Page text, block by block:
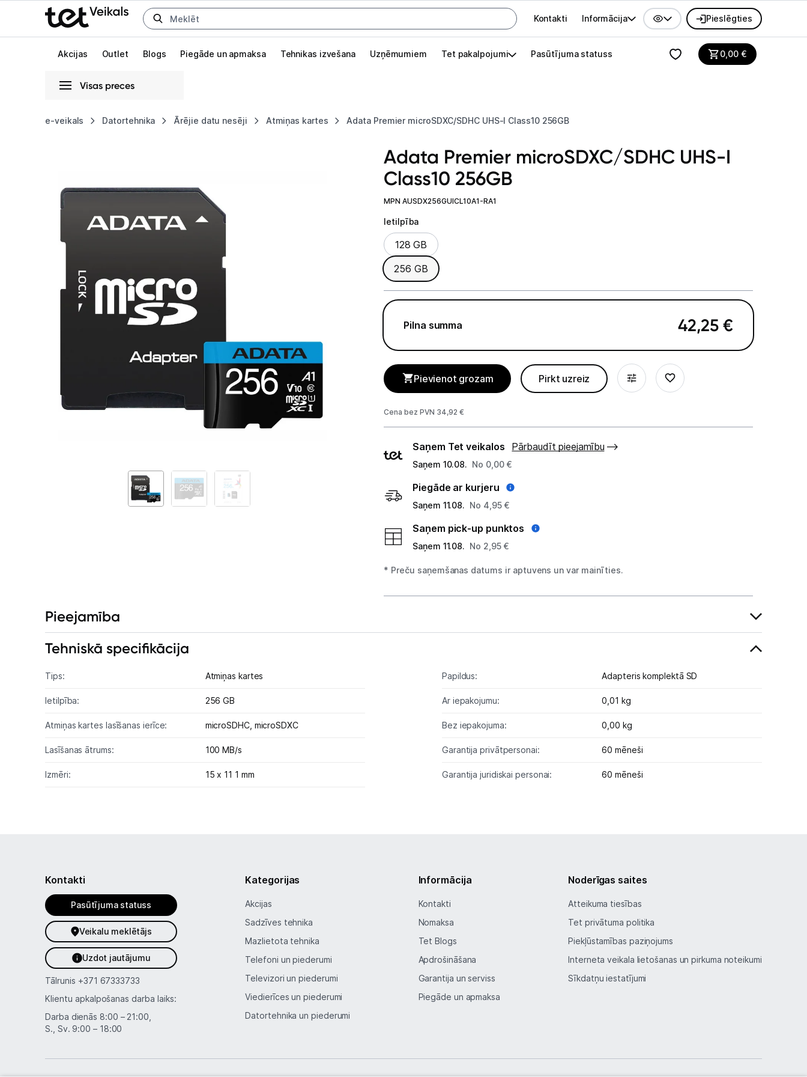
Uz kategorijam Uz galveno saturu
Galvenes izvēlne
Kontakti Informācija Pieslēgties
Akcijas Outlet Blogs Piegāde un apmaksa Tehnikas izvešana Uzņēmumiem Tet pakalpojumi Pasūtījuma statuss 0,00€
Visas preces
e-veikals Datortehnika Ārējie datu nesēji Atmiņas kartes Adata Premier microSDXC/SDHC UHS-I Class10 256GB
Pieslēgties
Akcijas
Izvēlies kāroto ierīci izdevīgāk!
GAMING pasaule >
Portatīvie datori un piederumi
Stacionārie datori un piederumi
Spēļu konsoles un piederumi
Datu nesēji
Projektori un ekrāni
Planšetdatori un aksesuāri
Piederumi
Stacionārie un bezvadu telefoni
Viedierīces
Sadzīves tehnika
microSDXC/SDHC
UHS-
Class10
256GB
Adata Premier microSDXC/SDHC UHS-I
Class10 256GB
MPN AUSDX256GUICL10A1-RA1
Ietilpība
Ietilpība
128 GB
256 GB
Pilna summa 42,25 €
Pievienot grozam Pirkt uzreiz
Cena bez PVN 34,92 €
Piegādes
veidi
Saņem Tet veikalos Pārbaudīt pieejamību
Saņem 10.08. No 0,00 €
Piegāde ar kurjeru
Saņem 11.08. No 4,95 €
Saņem pick-up punktos
Saņem 11.08. No 2,95 €
* Preču saņemšanas datums ir aptuvens un var mainīties.
Pieejamība
Tehniskā specifikācija
Tips: Atmiņas kartes
Ietilpība: 256 GB
Atmiņas kartes lasīšanas ierīce: microSDHC, microSDXC
Lasīšanas ātrums: 100 MB/s
Izmēri: 15 x 11 1 mm
Papildus: Adapteris komplektā SD
Ar iepakojumu: 0,01 kg
Bez iepakojuma: 0,00 kg
Garantija privātpersonai: 60 mēneši
Garantija juridiskai personai: 60 mēneši
Kontakti
Pasūtījuma statuss
Veikalu meklētājs
Uzdot jautājumu
Tālrunis +371 67333733
Klientu apkalpošanas darba laiks:
Darba dienās 8:00 – 21:00,
S., Sv. 9:00 – 18:00
Kategorijas
Akcijas
Sadzīves tehnika
Mazlietota tehnika
Telefoni un piederumi
Televizori un piederumi
Viedierīces un piederumi
Datortehnika un piederumi
Informācija
Kontakti
Nomaksa
Tet Blogs
Apdrošināšana
Garantija un serviss
Piegāde un apmaksa
Noderīgas saites
Atteikuma tiesības
Tet privātuma politika
Piekļūstamības paziņojums
Interneta veikala lietošanas un pirkuma noteikumi
Sīkdatņu iestatījumi